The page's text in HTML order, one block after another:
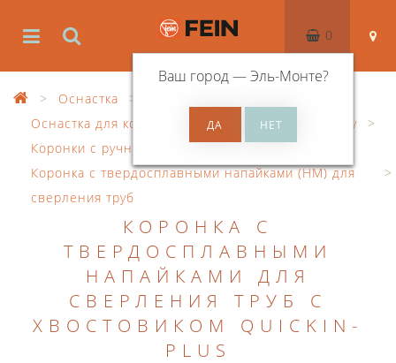
Ваш город —Эль-Монте?
0
Оснастка
Оснастка для корончатого сверления по металлу
Коронки с ручным управлением
Коронка с твердосплавными напайками (HM) для
сверления труб
КОРОНКА С
ТВЕРДОСПЛАВНЫМИ
НАПАЙКАМИ ДЛЯ
СВЕРЛЕНИЯ ТРУБ С
ХВОСТОВИКОМ QUICKIN-
PLUS